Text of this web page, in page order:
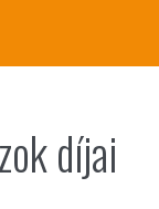
díjai